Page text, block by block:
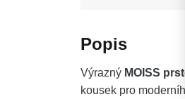
Popis
Výrazný MOISS
kousek pro